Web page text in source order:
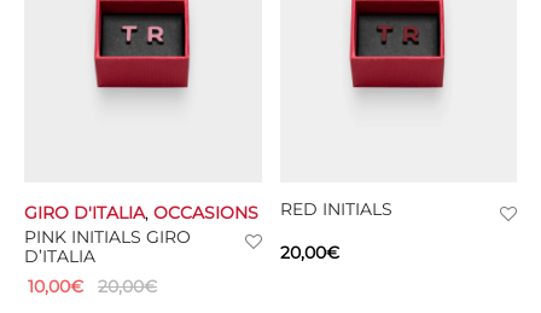
PINK INITIALS GIRO
D’ITALIA
GIRO D'ITALIA, OCCASIONS
10,00€ 20,00€
RED INITIALS
20,00€